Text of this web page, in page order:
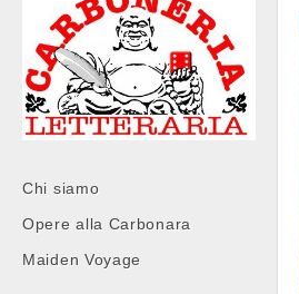
Main
menu
Skip
content
Chi siamo
Opere alla Carbonara
Maiden Voyage